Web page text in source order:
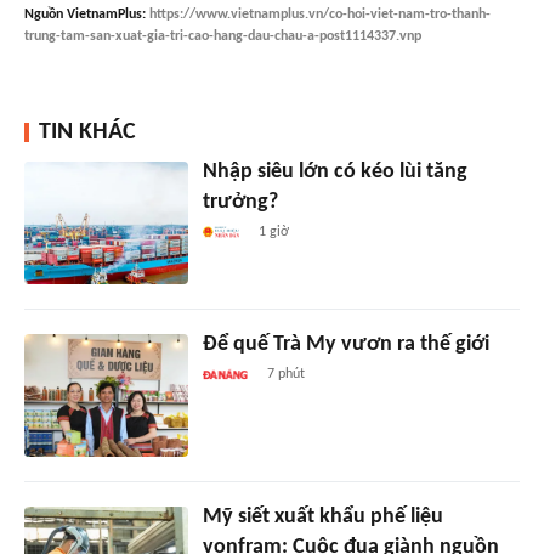
Nguồn VietnamPlus: https://www.vietnamplus.vn/co-hoi-viet-nam-tro-thanh-
trung-tam-san-xuat-gia-tri-cao-hang-dau-chau-a-post1114337.vnp
TIN KHÁC
Nhập siêu lớn có kéo lùi tăng
trưởng?
1 giờ
Để quế Trà My vươn ra thế giới
7 phút
Mỹ siết xuất khẩu phế liệu
vonfram: Cuộc đua giành nguồn